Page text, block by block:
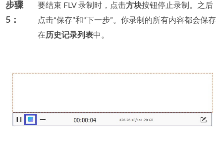
步骤
5：
要结束 FLV 录制时，点击方块按钮停止录制。之后
点击“保存”和“下一步”。你录制的所有内容都会保存
在历史记录列表中。